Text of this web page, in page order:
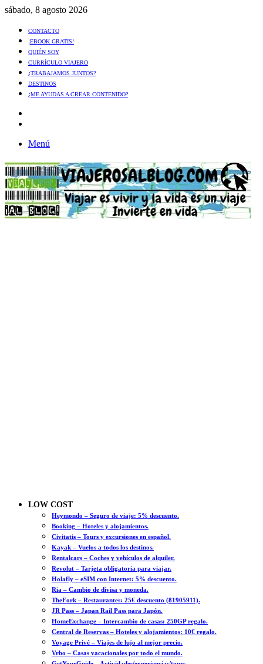
sábado, 8 agosto 2026
CONTACTO
¡EBOOK GRATIS!
QUIÉN SOY
CURRÍCULO VIAJERO
¿TRABAJAMOS JUNTOS?
DESTINOS
¿ME AYUDAS A CREAR CONTENIDO?
Menú
LOW COST
Heymondo – Seguro de viaje: 5% descuento.
Booking – Hoteles y alojamientos.
Civitatis – Tours y excursiones en español.
Kayak – Vuelos a todos los destinos.
Rentalcars – Coches y vehículos de alquiler.
Revolut – Tarjeta obligatoria para viajar.
Holafly – eSIM con Internet: 5% descuento.
Ria – Cambio de divisa y moneda.
TheFork – Restaurantes: 25€ descuento (81905911).
JR Pass – Japan Rail Pass para Japón.
HomeExchange – Intercambio de casas: 250GP regalo.
Central de Reservas – Hoteles y alojamientos: 10€ regalo.
Voyage Privé – Viajes de lujo al mejor precio.
Vrbo – Casas vacacionales por todo el mundo.